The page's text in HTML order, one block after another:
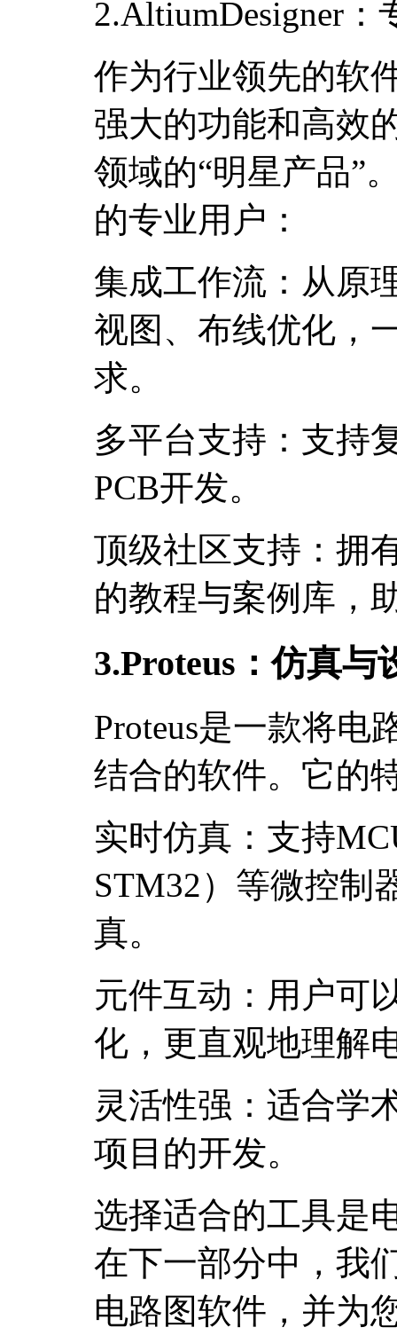
2.AltiumDesigner
作为行业领先的软
强大的功能和高效
领域的“明星产品”
的专业用户：
集成工作流：从原
视图、布线优化，
求。
多平台支持：支持
PCB开发。
顶级社区支持：拥
的教程与案例库，
3.Proteus：仿真与
Proteus是一款将电
结合的软件。它的
实时仿真：支持
STM32）等微控制
真。
元件互动：用户可
化，更直观地理解
灵活性强：适合学
项目的开发。
选择适合的工具是
在下一部分中，我
电路图软件，并为